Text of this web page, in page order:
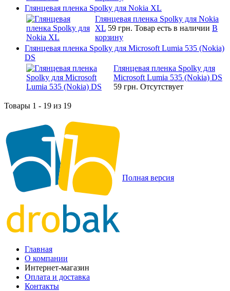
Глянцевая пленка Spolky для Nokia XL
Глянцевая пленка Spolky для Nokia
XL 59 грн. Товар есть в наличии В
корзину
Глянцевая пленка Spolky для Microsoft Lumia 535 (Nokia)
DS
Глянцевая пленка Spolky для
Microsoft Lumia 535 (Nokia) DS
59 грн. Отсутствует
Товары 1 - 19 из 19
Полная версия
Главная
О компании
Интернет-магазин
Оплата и доставка
Контакты